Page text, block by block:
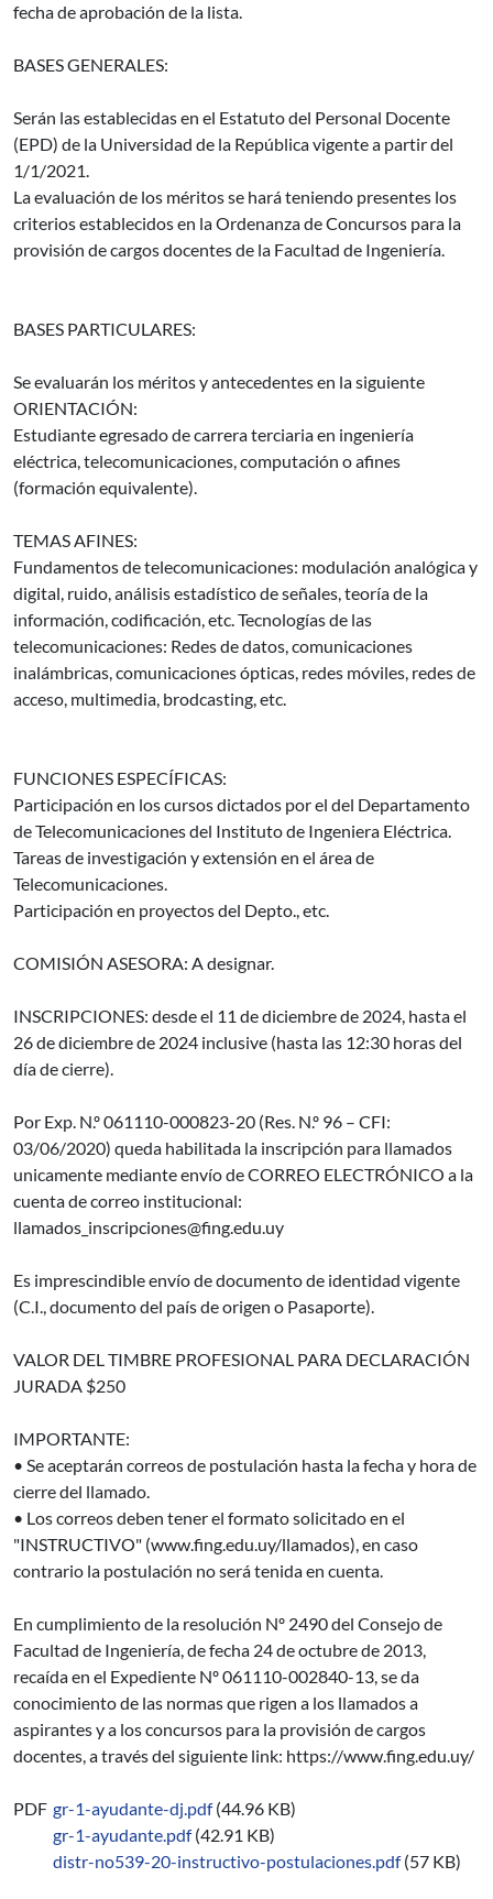
fecha de aprobación de la lista.
BASES GENERALES:
Serán las establecidas en el Estatuto del Personal Docente
(EPD) de la Universidad de la República vigente a partir del
1/1/2021.
La evaluación de los méritos se hará teniendo presentes los
criterios establecidos en la Ordenanza de Concursos para la
provisión de cargos docentes de la Facultad de Ingeniería.
BASES PARTICULARES:
Se evaluarán los méritos y antecedentes en la siguiente
ORIENTACIÓN:
Estudiante egresado de carrera terciaria en ingeniería
eléctrica, telecomunicaciones, computación o afines
(formación equivalente).
TEMAS AFINES:
Fundamentos de telecomunicaciones: modulación analógica y
digital, ruido, análisis estadístico de señales, teoría de la
información, codificación, etc. Tecnologías de las
telecomunicaciones: Redes de datos, comunicaciones
inalámbricas, comunicaciones ópticas, redes móviles, redes de
acceso, multimedia, brodcasting, etc.
FUNCIONES ESPECÍFICAS:
Participación en los cursos dictados por el del Departamento
de Telecomunicaciones del Instituto de Ingeniera Eléctrica.
Tareas de investigación y extensión en el área de
Telecomunicaciones.
Participación en proyectos del Depto., etc.
COMISIÓN ASESORA: A designar.
INSCRIPCIONES: desde el 11 de diciembre de 2024, hasta el
26 de diciembre de 2024 inclusive (hasta las 12:30 horas del
día de cierre).
Por Exp. N.º 061110-000823-20 (Res. N.º 96 – CFI:
03/06/2020) queda habilitada la inscripción para llamados
unicamente mediante envío de CORREO ELECTRÓNICO a la
cuenta de correo institucional:
llamados_inscripciones@fing.edu.uy
Es imprescindible envío de documento de identidad vigente
(C.I., documento del país de origen o Pasaporte).
VALOR DEL TIMBRE PROFESIONAL PARA DECLARACIÓN
JURADA $250
IMPORTANTE:
• Se aceptarán correos de postulación hasta la fecha y hora de
cierre del llamado.
• Los correos deben tener el formato solicitado en el
"INSTRUCTIVO" (www.fing.edu.uy/llamados), en caso
contrario la postulación no será tenida en cuenta.
En cumplimiento de la resolución Nº 2490 del Consejo de
Facultad de Ingeniería, de fecha 24 de octubre de 2013,
recaída en el Expediente Nº 061110-002840-13, se da
conocimiento de las normas que rigen a los llamados a
aspirantes y a los concursos para la provisión de cargos
docentes, a través del siguiente link: https://www.fing.edu.uy/
PDF gr-1-ayudante-dj.pdf (44.96 KB)
gr-1-ayudante.pdf (42.91 KB)
distr-no539-20-instructivo-postulaciones.pdf (57 KB)